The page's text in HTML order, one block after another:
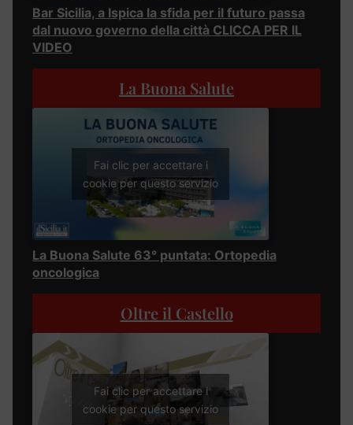
Bar Sicilia, a Ispica la sfida per il futuro passa
dal nuovo governo della città CLICCA PER IL
VIDEO
La Buona Salute
Fai clic per accettare i
cookie per questo servizio
La Buona Salute 63° puntata: Ortopedia
oncologica
Oltre il Castello
Fai clic per accettare i
cookie per questo servizio